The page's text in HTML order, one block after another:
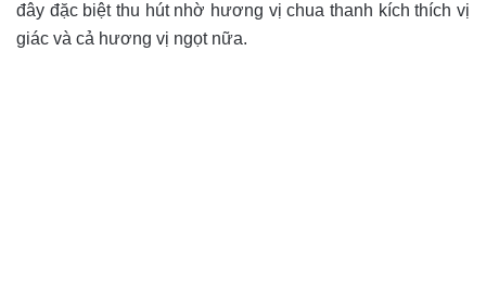
đây đặc biệt thu hút nhờ hương vị chua thanh kích thích vị
giác và cả hương vị ngọt nữa.